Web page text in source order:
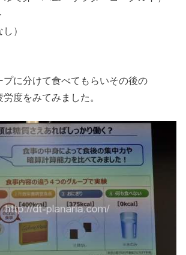
）
プに分けて食べてもらいその後の
度をみてみました。